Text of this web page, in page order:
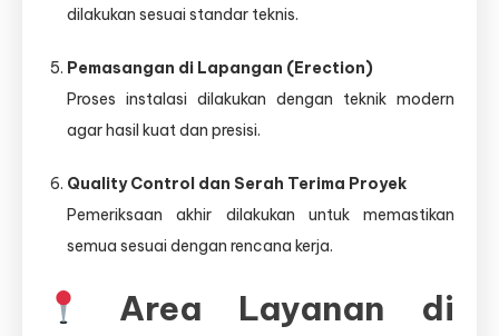
dilakukan sesuai standar teknis.
Pemasangan di Lapangan (Erection)
Proses instalasi dilakukan dengan teknik modern
agar hasil kuat dan presisi.
Quality Control dan Serah Terima Proyek
Pemeriksaan akhir dilakukan untuk memastikan
semua sesuai dengan rencana kerja.
Area Layanan di